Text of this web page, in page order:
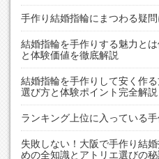
手作り結婚指輪にまつわる疑問
結婚指輪を手作りする魅力と
と体験価値を徹底解説
結婚指輪を手作りして安く作
選び方と体験ポイント完全解説
ランキング上位に入っている
失敗しない！大阪で手作り結
めの全知識とアトリエ選びの